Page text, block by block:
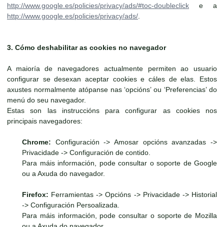
http://www.google.es/policies/privacy/ads/#toc-doubleclick e a
http://www.google.es/policies/privacy/ads/.
3. Cómo deshabilitar as cookies no navegador
A maioría de navegadores actualmente permiten ao usuario
configurar se desexan aceptar cookies e cáles de elas. Estos
axustes normalmente atópanse nas ‘opcións’ ou ‘Preferencias’ do
menú do seu navegador.
Estas son las instruccións para configurar as cookies nos
principais navegadores:
Chrome: Configuración -> Amosar opcións avanzadas ->
Privacidade -> Configuración de contido.
Para máis información, pode consultar o soporte de Google
ou a Axuda do navegador.
Firefox: Ferramientas -> Opcións -> Privacidade -> Historial
-> Configuración Persoalizada.
Para máis información, pode consultar o soporte de Mozilla